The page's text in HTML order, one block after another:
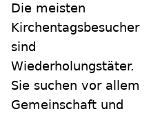
Die meisten
Kirchentagsbesucher
sind
Wiederholungstäter.
Sie suchen vor allem
Gemeinschaft und